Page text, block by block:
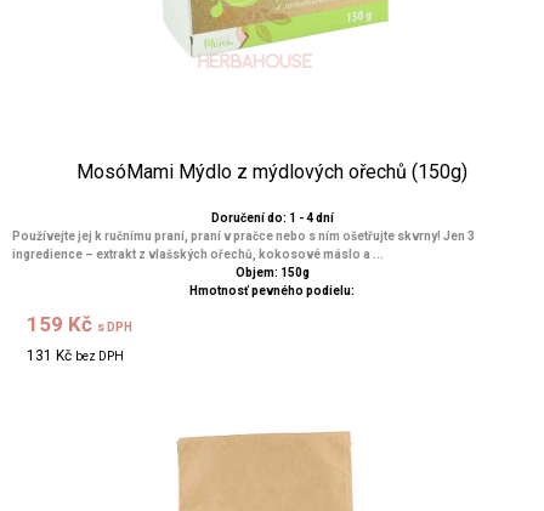
MosóMami Mýdlo z mýdlových ořechů (150g)
Doručení do: 1 - 4 dní
Používejte jej k ručnímu praní, praní v pračce nebo s ním ošetřujte skvrny! Jen 3
ingredience – extrakt z vlašských ořechů, kokosové máslo a ...
Objem: 150g
Hmotnosť pevného podielu:
159 Kč s DPH
131 Kč bez DPH